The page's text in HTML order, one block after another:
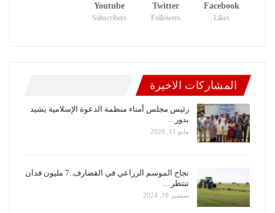
Facebook
Likes
Twitter
Followers
Youtube
Subscribers
المشاركات الاخيرة
رئيس مجلس أمناء منظمة الدعوة الإسلامية يشيد
بدور…
مايو 11, 2026
نجاح الموسم الزراعي في القضارف..7 مليون فدان
تنتظر…
سبتمبر 10, 2024